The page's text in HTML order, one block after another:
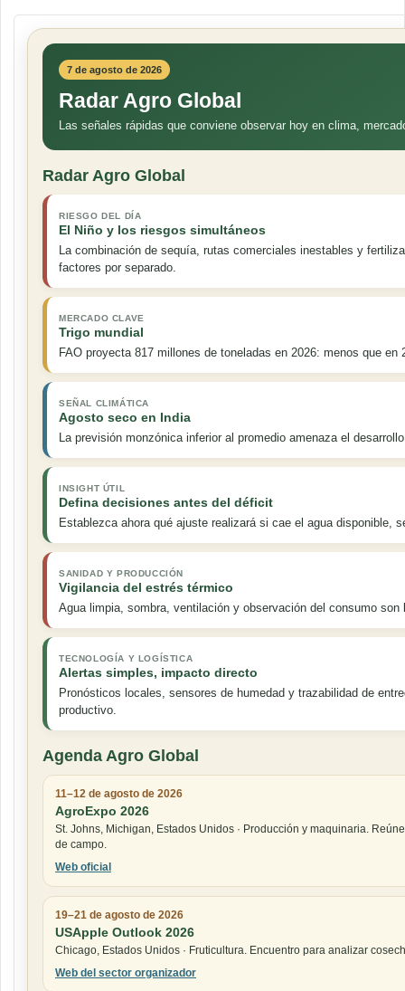
7 de agosto de 2026
Radar Agro Global
Las señales rápidas que conviene observar hoy en clima,
Radar Agro Global
RIESGO DEL DÍA
El Niño y los riesgos simultáneos
La combinación de sequía, rutas comerciales inestables y
factores por separado.
MERCADO CLAVE
Trigo mundial
FAO proyecta 817 millones de toneladas en 2026: menos que
SEÑAL CLIMÁTICA
Agosto seco en India
La previsión monzónica inferior al promedio amenaza el
INSIGHT ÚTIL
Defina decisiones antes del déficit
Establezca ahora qué ajuste realizará si cae el agua disponible,
SANIDAD Y PRODUCCIÓN
Vigilancia del estrés térmico
Agua limpia, sombra, ventilación y observación del consumo
TECNOLOGÍA Y LOGÍSTICA
Alertas simples, impacto directo
Pronósticos locales, sensores de humedad y trazabilidad de
productivo.
Agenda Agro Global
11–12 de agosto de 2026
AgroExpo 2026
St. Johns, Michigan, Estados Unidos · Producción y maquinaria.
de campo.
Web oficial
19–21 de agosto de 2026
USApple Outlook 2026
Chicago, Estados Unidos · Fruticultura. Encuentro para analizar
Web del sector organizador